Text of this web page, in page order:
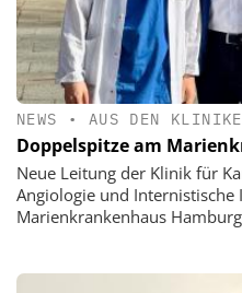
NEWS • AUS DEN
Doppelspitze am
Neue Leitung der Klinik für
Angiologie und Internistische
Marienkrankenhaus Hamburg